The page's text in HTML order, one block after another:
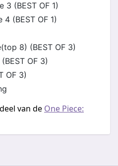
3 (BEST OF 1)
4 (BEST OF 1)
8) (BEST OF 3)
OF 3)
OF 3)
van de One Piece: